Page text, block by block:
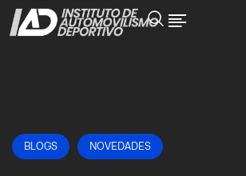
BLOGS NOVEDADES